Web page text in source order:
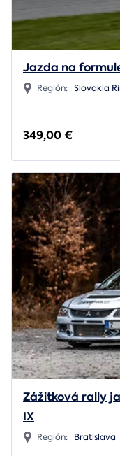
Jazda na
Región: Slovakia
349,00 €
Zážitková rally
IX
Región: Bratislava